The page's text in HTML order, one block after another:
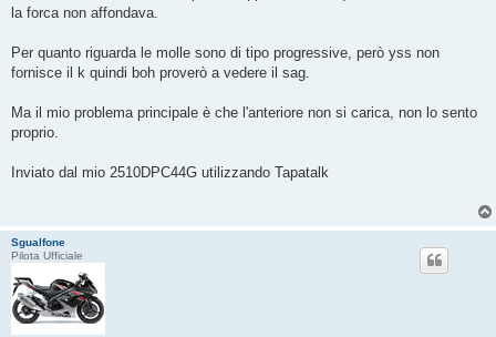
la forca non affondava.
Per quanto riguarda le molle sono di tipo progressive, però yss non
fornisce il k quindi boh proverò a vedere il sag.
Ma il mio problema principale è che l'anteriore non si carica, non lo sento
proprio.
Inviato dal mio 2510DPC44G utilizzando Tapatalk
Sgualfone
Pilota Ufficiale